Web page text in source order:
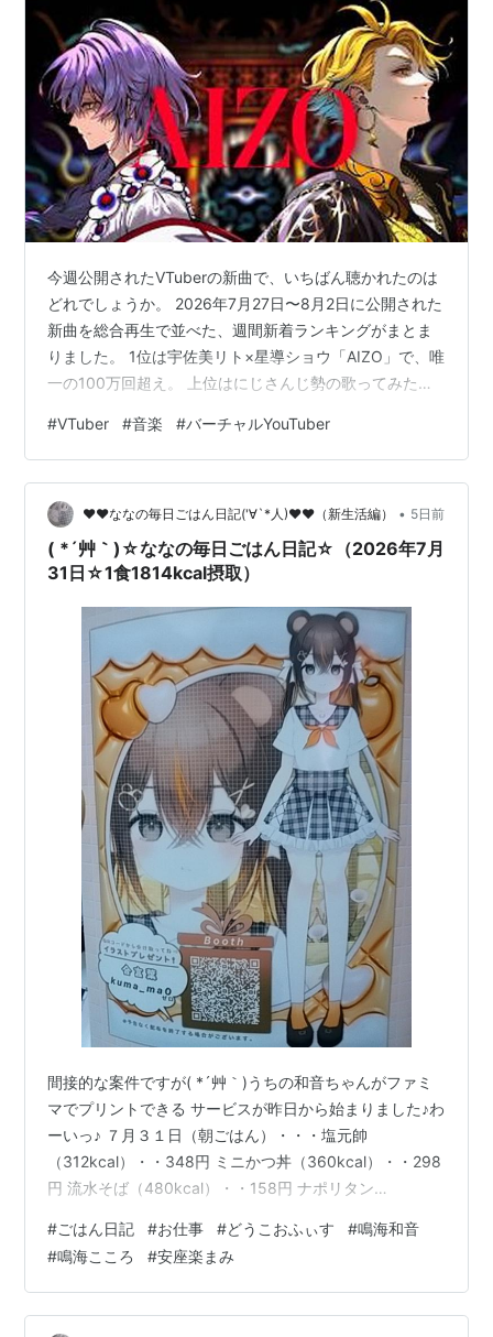
今週公開されたVTuberの新曲で、いちばん聴かれたのは
どれでしょうか。 2026年7月27日〜8月2日に公開された
新曲を総合再生で並べた、週間新着ランキングがまとま
りました。 1位は宇佐美リト×星導ショウ「AIZO」で、唯
一の100万回超え。 上位はにじさんじ勢の歌ってみたが
週の3行まとめ 1位は宇佐美リト×星導ショウ「AIZO」
（総合101.4万回）。 2位は魔界ノりりむ・葛葉・椎名唯
華の3人によるカバー。 歌ってみたが上位に多く、にじ
さんじ勢が目立つ一週間。 🏆 今週のランキング一覧
（TOP10） 1 AIZO / 宇佐美リト…
#VTuber #音楽 #バーチャルYouTuber
♥♥ななの毎日ごはん日記('∀`*人)♥♥（新生活編） • 5日前
( *´艸｀)☆ななの毎日ごはん日記☆（2026年7月
31日☆1食1814kcal摂取）
間接的な案件ですが( *´艸｀)うちの和音ちゃんがファミ
マでプリントできる サービスが昨日から始まりました♪わ
ーいっ♪ ７月３１日（朝ごはん）・・・塩元帥
（312kcal）・・348円 ミニかつ丼（360kcal）・・298
円 流水そば（480kcal）・・158円 ナポリタン
肉メロン（63kcal）・・298円 ＝＝＝＝＝＝＝＝＝＝＝
＝＝＝＝＝＝＝＝＝＝＝＝＝＝＝＝＝＝＝＝＝＝＝ 合計
1814kcal（食費1479円光熱費除く） 今週のお仕事も終
了( *´艸｀)♪ということで・・・つかりたね☆毎日配信も
#ごはん日記 #お仕事 #どうこおふぃす #鳴海和音
#鳴海こころ #安座楽まみ